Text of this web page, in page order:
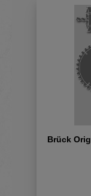
Brück